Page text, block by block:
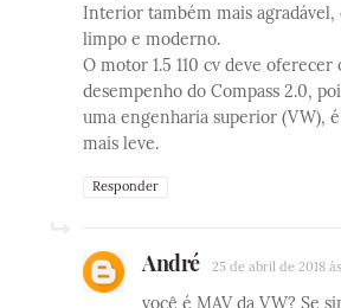
Interior também mais agradável,
limpo e moderno.
O motor 1.5 110 cv deve oferecer
desempenho do Compass 2.0,
uma engenharia superior (VW),
mais leve.
Responder
André 25 de abril de 2018 às
você é MAV da VW? Se